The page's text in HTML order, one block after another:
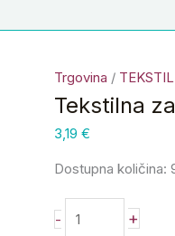
Trgovina /
Tekstilna
3,19 €
Dostupna količina:
- +